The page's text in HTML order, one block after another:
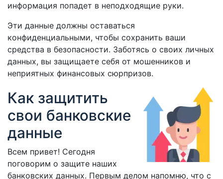
информация попадет в неподходящие руки.
Эти данные должны оставаться
конфиденциальными, чтобы сохранить ваши
средства в безопасности. Заботясь о своих личных
данных, вы защищаете себя от мошенников и
неприятных финансовых сюрпризов.
Как защитить
свои банковские
данные
Всем привет! Сегодня
поговорим о защите наших
банковских данных. Первым делом напомню, что с